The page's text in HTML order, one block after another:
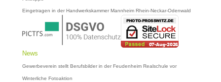
Eingetragen in der Handwerkskammer Mannheim Rhein-Neckar-Odenwald
News
Gewerbeverein stellt Berufsbilder in der Feudenheim Realschule vor
Winterliche Fotoaktion